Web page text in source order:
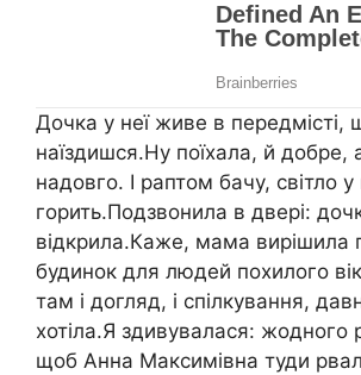
Дочка у неї живе в передмісті,
наїздишся.Ну поїхала, й добре,
надовго. І раптом бачу, світло у
горить.Подзвонила в двері:
відкрила.Каже, мама вирішила
будинок для людей похилого
там і догляд, і спілкування,
хотіла.Я здивувалася: жодного
щоб Анна Максимівна туди